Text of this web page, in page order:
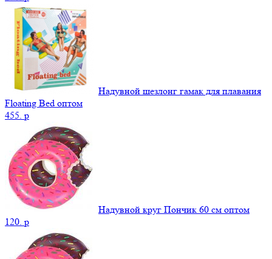
Надувной шезлонг гамак для плавания
Floating Bed оптом
455. p
Надувной круг Пончик 60 см оптом
120. p